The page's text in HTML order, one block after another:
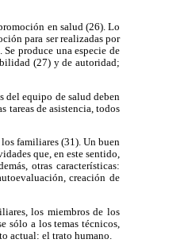
en salud (26). Lo
para ser realizadas por
Se produce una especie de
(27) y de autoridad;
del equipo de salud deben
tareas de asistencia, todos
familiares (31). Un buen
que, en este sentido,
otras características:
creación de
los miembros de los
sólo a los temas técnicos,
actual: el trato humano.